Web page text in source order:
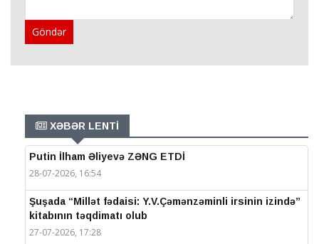
Göndər
XƏBƏR LENTİ
Putin İlham Əliyevə ZƏNG ETDİ
28-07-2026, 16:54
Şuşada “Millət fədaisi: Y.V.Çəmənzəminli irsinin izində”
kitabının təqdimatı olub
27-07-2026, 17:28